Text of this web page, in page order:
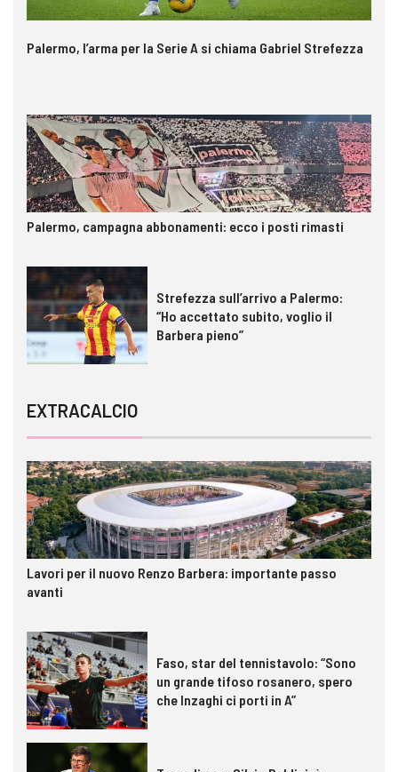
Palermo, l’arma per la Serie A si chiama Gabriel Strefezza
Palermo, campagna abbonamenti: ecco i posti rimasti
Strefezza sull’arrivo a Palermo:
“Ho accettato subito, voglio il
Barbera pieno”
EXTRACALCIO
Lavori per il nuovo Renzo Barbera: importante passo
avanti
Faso, star del tennistavolo: “Sono
un grande tifoso rosanero, spero
che Inzaghi ci porti in A”